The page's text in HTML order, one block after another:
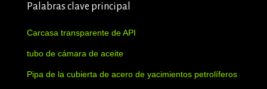
Palabras clave principal
Carcasa transparente de API
tubo de cámara de aceite
Pipa de la cubierta de acero de yacimientos petrolíferos